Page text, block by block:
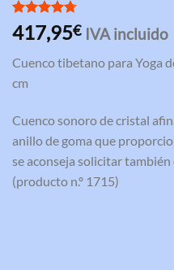
Valorado
con4.67
base a
3
de clientes
417,95€ IVA incluido
Cuenco tibetano para Yoga
cm
Cuenco sonoro de cristal
anillo de goma que
se aconseja solicitar
(producto n.º 1715)